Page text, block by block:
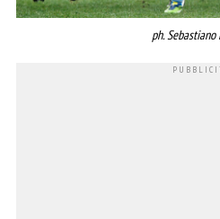
ph. Sebastiano